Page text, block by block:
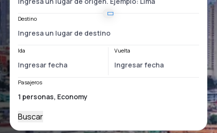
Destino
Ida Vuelta
Pasajeros
Buscar